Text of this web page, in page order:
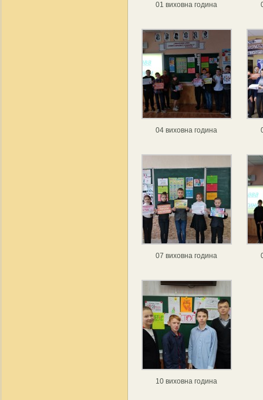
01 виховна година
04 виховна година
07 виховна година
10 виховна година